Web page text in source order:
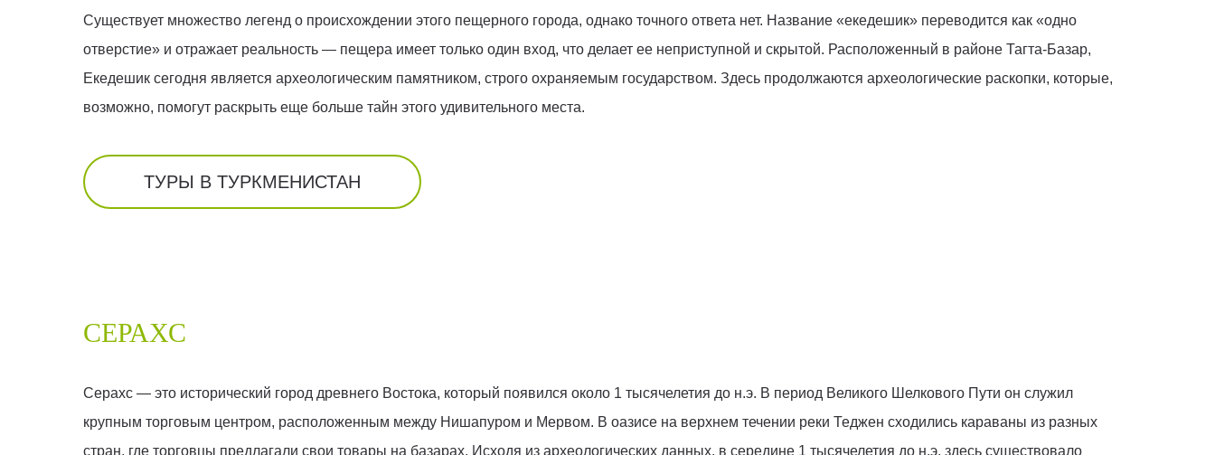
Существует множество легенд о происхождении этого пещерного города, однако точного ответа нет. Название «екедешик» переводится как «одно
отверстие» и отражает реальность — пещера имеет только один вход, что делает ее неприступной и скрытой. Расположенный в районе Тагта-Базар,
Екедешик сегодня является археологическим памятником, строго охраняемым государством. Здесь продолжаются археологические раскопки, которые,
возможно, помогут раскрыть еще больше тайн этого удивительного места.
ТУРЫ В ТУРКМЕНИСТАН
СЕРАХС
Серахс — это исторический город древнего Востока, который появился около 1 тысячелетия до н.э. В период Великого Шелкового Пути он служил
крупным торговым центром, расположенным между Нишапуром и Мервом. В оазисе на верхнем течении реки Теджен сходились караваны из разных
стран, где торговцы предлагали свои товары на базарах. Исходя из археологических данных, в середине 1 тысячелетия до н.э. здесь существовало